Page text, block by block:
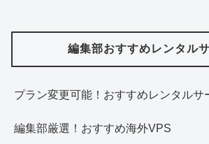
編集部おすすめレンタル
プラン変更可能！おすすめレンタルサ
編集部厳選！おすすめ海外VPS